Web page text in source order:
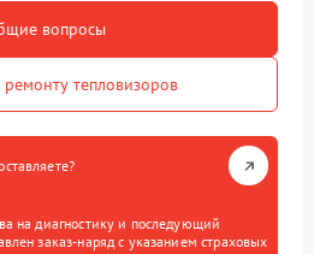
вопросы
тепловизоров
на диагностику и последующий
заказ-наряд с указанием страховых